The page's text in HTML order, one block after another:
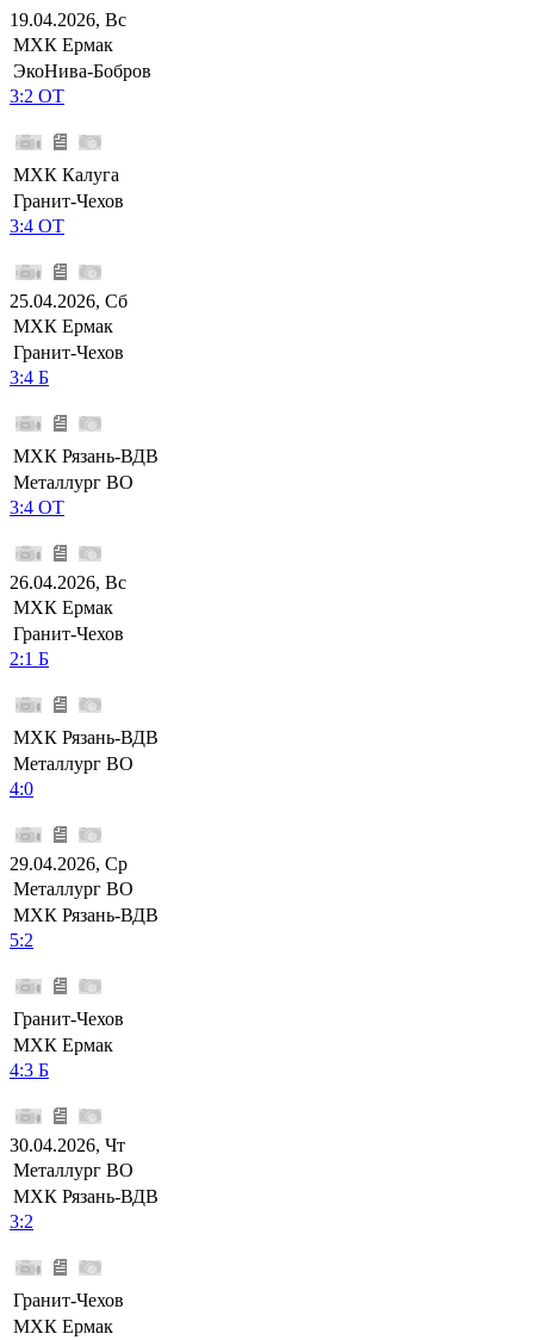
19.04.2026, Вс
МХК Ермак
ЭкоНива-Бобров
3:2 ОТ
МХК Калуга
Гранит-Чехов
3:4 ОТ
25.04.2026, Сб
МХК Ермак
Гранит-Чехов
3:4 Б
МХК Рязань-ВДВ
Металлург ВО
3:4 ОТ
26.04.2026, Вс
МХК Ермак
Гранит-Чехов
2:1 Б
МХК Рязань-ВДВ
Металлург ВО
4:0
29.04.2026, Ср
Металлург ВО
МХК Рязань-ВДВ
5:2
Гранит-Чехов
МХК Ермак
4:3 Б
30.04.2026, Чт
Металлург ВО
МХК Рязань-ВДВ
3:2
Гранит-Чехов
МХК Ермак